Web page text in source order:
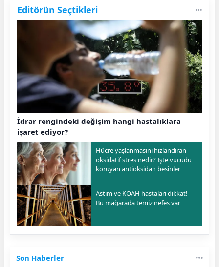
Editörün Seçtikleri
İdrar rengindeki değişim hangi hastalıklara
işaret ediyor?
Hücre yaşlanmasını hızlandıran
oksidatif stres nedir? İşte vücudu
koruyan antioksidan besinler
Astım ve KOAH hastaları dikkat!
Bu mağarada temiz nefes var
Son Haberler